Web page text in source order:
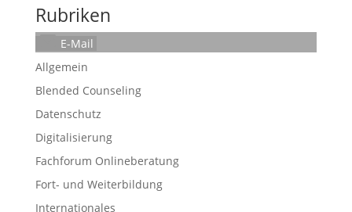
Rubriken
E-Mail
Allgemein
Blended Counseling
Datenschutz
Digitalisierung
Fachforum Onlineberatung
Fort- und Weiterbildung
Internationales